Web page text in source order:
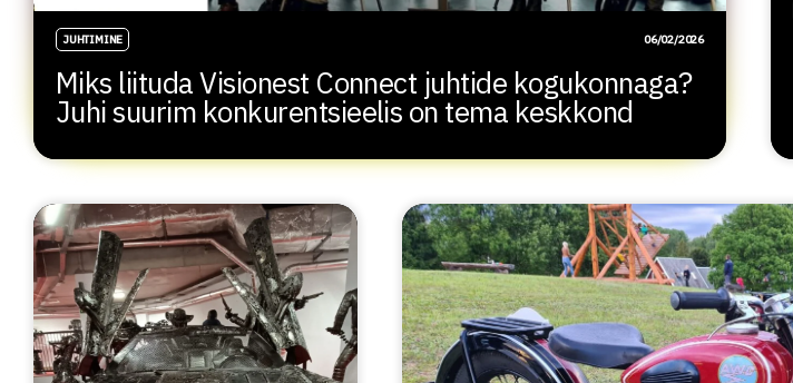
JUHTIMINE 06/02/2026
Miks liituda Visionest Connect juhtide kogukonnaga?
Juhi suurim konkurentsieelis on tema keskkond